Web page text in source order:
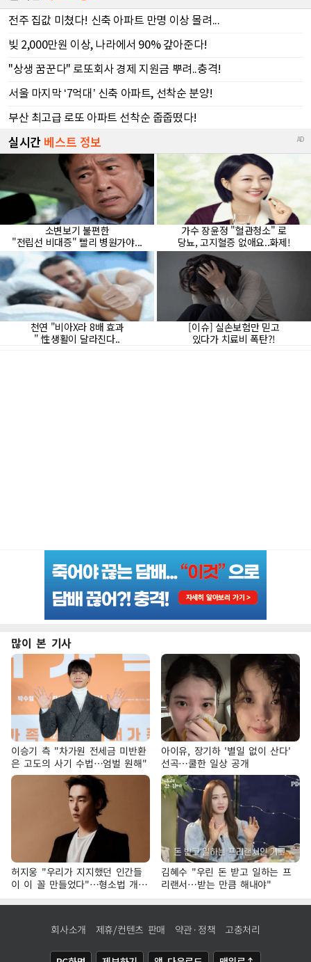
많이 본 기사
이승기 측 "차가원 전세금 미반환
은 고도의 사기 수법…엄벌 원해"
아이유, 장기하 '별일 없이 산다'
선곡…쿨한 일상 공개
허지웅 "우리가 지지했던 인간들
이 이 꼴 만들었다"…형소법 개정
에 격한 반응
김혜수 "우린 돈 받고 일하는 프
리랜서…받는 만큼 해내야"
회사소개 제휴/컨텐츠 판매 약관·정책 고충처리